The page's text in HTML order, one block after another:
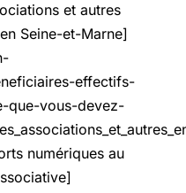
et autres
Seine-et-Marne]
effectifs-
que-vous-devez-
numériques au